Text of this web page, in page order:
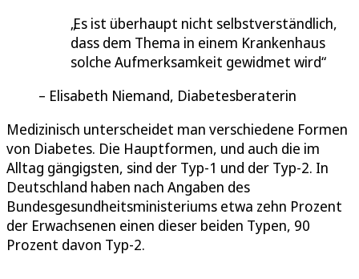
Es ist überhaupt nicht selbstverständlich,
dass dem Thema in einem Krankenhaus
solche Aufmerksamkeit gewidmet wird
Elisabeth Niemand, Diabetesberaterin
Medizinisch unterscheidet man verschiedene Formen
von Diabetes. Die Hauptformen, und auch die im
Alltag gängigsten, sind der Typ-1 und der Typ-2. In
Deutschland haben nach Angaben des
Bundesgesundheitsministeriums etwa zehn Prozent
der Erwachsenen einen dieser beiden Typen, 90
Prozent davon Typ-2.